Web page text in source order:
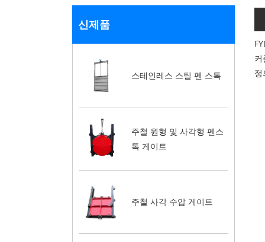
신제품
스테인레스 스틸 펜 스톡
주철 원형 및 사각형 펜스
톡 게이트
주철 사각 수압 게이트